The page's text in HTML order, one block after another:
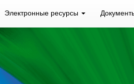
Электронные ресурсы